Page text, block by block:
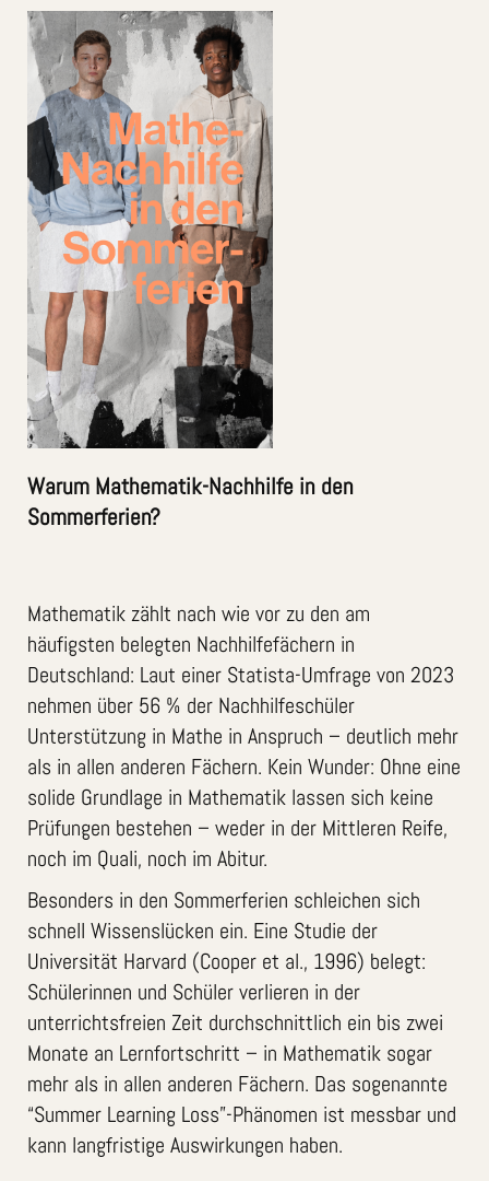
Warum Mathematik-Nachhilfe in den
Sommerferien?
Mathematik zählt nach wie vor zu den am
häufigsten belegten Nachhilfefächern in
Deutschland: Laut einer Statista-Umfrage von 2023
nehmen über 56 % der Nachhilfeschüler
Unterstützung in Mathe in Anspruch – deutlich mehr
als in allen anderen Fächern. Kein Wunder: Ohne eine
solide Grundlage in Mathematik lassen sich keine
Prüfungen bestehen – weder in der Mittleren Reife,
noch im Quali, noch im Abitur.
Besonders in den Sommerferien schleichen sich
schnell Wissenslücken ein. Eine Studie der
Universität Harvard (Cooper et al., 1996) belegt:
Schülerinnen und Schüler verlieren in der
unterrichtsfreien Zeit durchschnittlich ein bis zwei
Monate an Lernfortschritt – in Mathematik sogar
mehr als in allen anderen Fächern. Das sogenannte
“Summer Learning Loss”-Phänomen ist messbar und
kann langfristige Auswirkungen haben.